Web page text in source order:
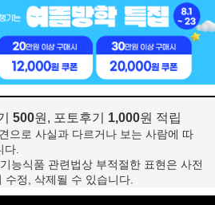
500원, 포토후기 1,000원 적립
으로 사실과 다르거나 보는 사람에 따
다.
능식품 관련법상 부적절한 표현은 사전
수정, 삭제될 수 있습니다.